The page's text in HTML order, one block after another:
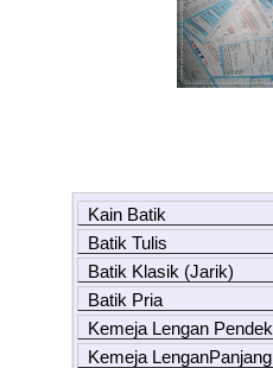
Kain Batik
Batik Tulis
Batik Klasik (Jarik)
Batik Pria
Kemeja Lengan Pendek
Kemeja LenganPanjang